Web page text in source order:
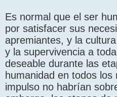
Es normal que el ser
por satisfacer sus
apremiantes, y la
y la supervivencia a
deseable durante las
humanidad en todos
impulso no habrían